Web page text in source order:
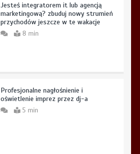
Jesteś integratorem it lub agencją
marketingową? zbuduj nowy strumień
przychodów jeszcze w te wakacje
8 min
Profesjonalne nagłośnienie i
oświetlenie imprez przez dj-a
5 min